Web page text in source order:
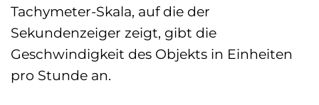
Tachymeter-Skala, auf die der
Sekundenzeiger zeigt, gibt die
Geschwindigkeit des Objekts in Einheiten
pro Stunde an.